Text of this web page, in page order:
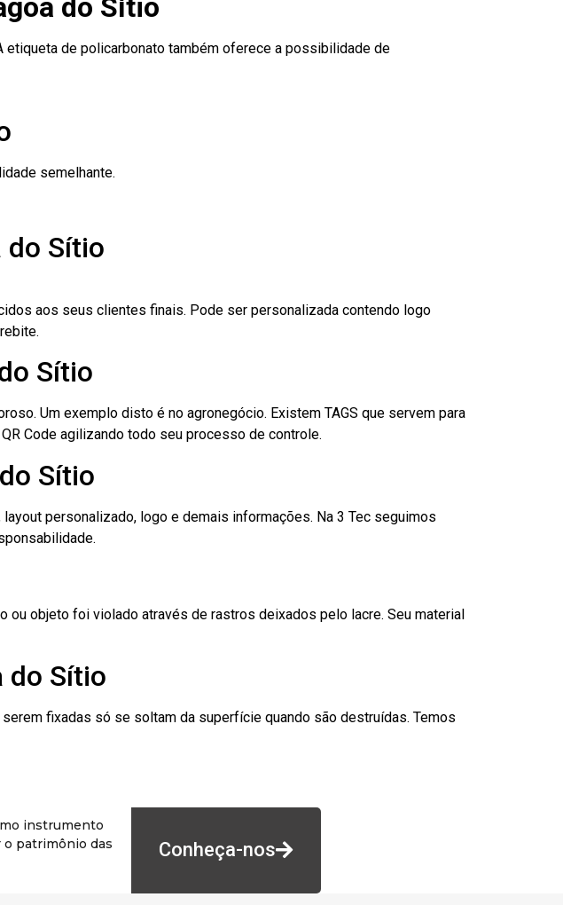
do Sítio
de policarbonato também oferece a possibilidade de
semelhante.
do Sítio
aos seus clientes finais. Pode ser personalizada contendo logo
Sítio
Um exemplo disto é no agronegócio. Existem TAGS que servem para
Code agilizando todo seu processo de controle.
Sítio
personalizado, logo e demais informações. Na 3 Tec seguimos
objeto foi violado através de rastros deixados pelo lacre. Seu material
do Sítio
fixadas só se soltam da superfície quando são destruídas. Temos
instrumento
o patrimônio das
Conheça-nos